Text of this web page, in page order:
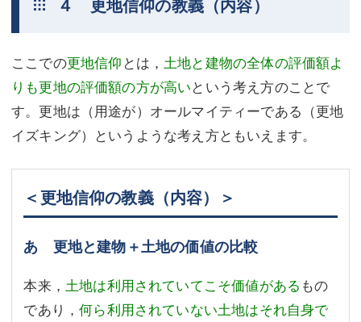
４ 更地信仰の教義（内容）
ここでの更地信仰 とは，土地と建物の全体の評価額よ
りも更地の評価額の方が高いという考え方のことで
す。更地は（用途が）オールマイティーである（更地
イズキング）というような考え方ともいえます。
＜更地信仰の教義（内容）＞
あ 更地と建物＋土地の価値の比較
本来， 土地は利用されていてこそ価値がある もの
であり，何ら利用されていない土地はそれ自身で